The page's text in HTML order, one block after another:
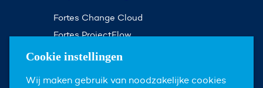
Fortes Change Cloud
Fortes ProjectFlow
Fortes Milestones
Cookie instellingen
Wij maken gebruik van noodzakelijke cookies